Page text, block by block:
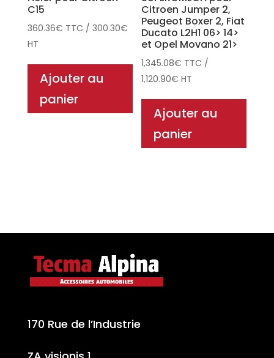
C15
360.36€ TTC / 300.30€
HT
Ajouter au
panier
Citroen Jumper 2,
Peugeot Boxer 2, Fiat
Ducato L2H1 06> 14>
et Opel Movano 21>
1,345.08€ TTC /
1,120.90€ HT
Ajouter au
panier
170 Rue de l’Industrie